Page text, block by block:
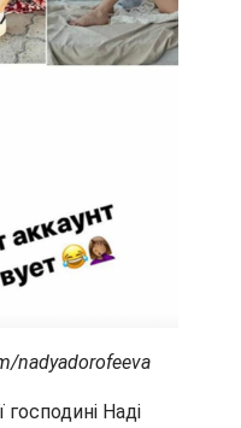
nadyadorofeeva
Наді